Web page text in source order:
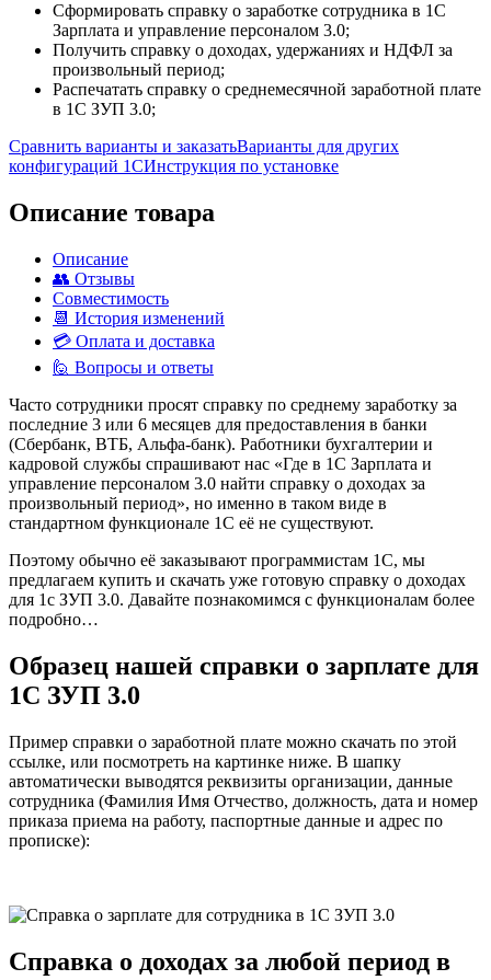
Сформировать справку о заработке сотрудника в 1С
Зарплата и управление персоналом 3.0;
Получить справку о доходах, удержаниях и НДФЛ за
произвольный период;
Распечатать справку о среднемесячной заработной плате
в 1С ЗУП 3.0;
Сравнить варианты и заказатьВарианты для других
конфигураций 1СИнструкция по установке
Описание товара
Описание
👥 Отзывы
Совместимость
📆 История изменений
💳 Оплата и доставка
🙋 Вопросы и ответы
Часто сотрудники просят справку по среднему заработку за
последние 3 или 6 месяцев для предоставления в банки
(Сбербанк, ВТБ, Альфа-банк). Работники бухгалтерии и
кадровой службы спрашивают нас «Где в 1С Зарплата и
управление персоналом 3.0 найти справку о доходах за
произвольный период», но именно в таком виде в
стандартном функционале 1C её не существуют.
Поэтому обычно её заказывают программистам 1С, мы
предлагаем купить и скачать уже готовую справку о доходах
для 1с ЗУП 3.0. Давайте познакомимся с функционалам более
подробно…
Образец нашей справки о зарплате для
1С ЗУП 3.0
Пример справки о заработной плате можно скачать по этой
ссылке, или посмотреть на картинке ниже. В шапку
автоматически выводятся реквизиты организации, данные
сотрудника (Фамилия Имя Отчество, должность, дата и номер
приказа приема на работу, паспортные данные и адрес по
прописке):
Справка о доходах за любой период в